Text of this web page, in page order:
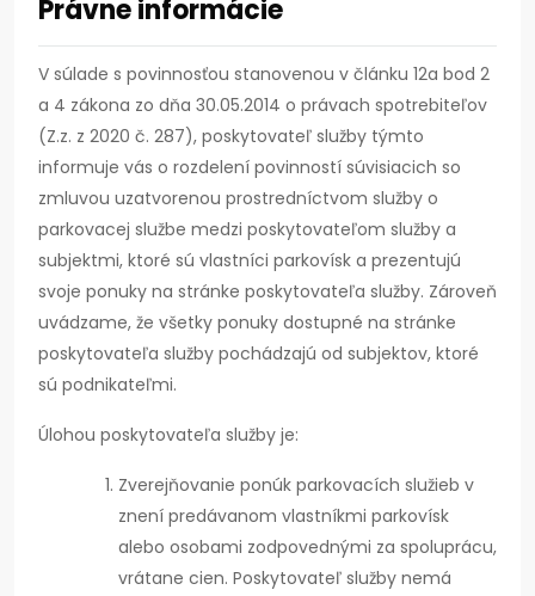
Právne informácie
V súlade s povinnosťou stanovenou v článku 12a bod 2
a 4 zákona zo dňa 30.05.2014 o právach spotrebiteľov
(Z.z. z 2020 č. 287), poskytovateľ služby týmto
informuje vás o rozdelení povinností súvisiacich so
zmluvou uzatvorenou prostredníctvom služby o
parkovacej službe medzi poskytovateľom služby a
subjektmi, ktoré sú vlastníci parkovísk a prezentujú
svoje ponuky na stránke poskytovateľa služby. Zároveň
uvádzame, že všetky ponuky dostupné na stránke
poskytovateľa služby pochádzajú od subjektov, ktoré
sú podnikateľmi.
Úlohou poskytovateľa služby je:
Zverejňovanie ponúk parkovacích služieb v
znení predávanom vlastníkmi parkovísk
alebo osobami zodpovednými za spoluprácu,
vrátane cien. Poskytovateľ služby nemá